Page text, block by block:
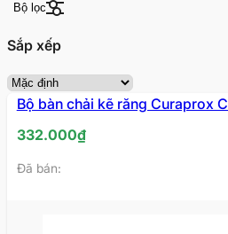
Bộ lọc
Sắp xếp
Bộ bàn chải kẽ răng Curaprox
332.000₫
Đã bán: